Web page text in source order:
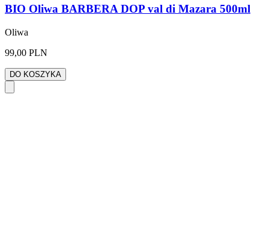
BIO Oliwa BARBERA DOP val di Mazara 500ml
Oliwa
99,00 PLN
DO KOSZYKA